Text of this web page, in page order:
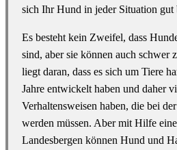
sich Ihr Hund in jeder Situation gut
Es besteht kein Zweifel, dass
sind, aber sie können auch schwer
liegt daran, dass es sich um Tiere
Jahre entwickelt haben und daher
Verhaltensweisen haben, die bei
werden müssen. Aber mit Hilfe
Landesbergen können Hund und